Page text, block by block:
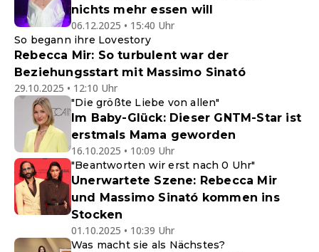
nichts mehr essen will
06.12.2025 • 15:40 Uhr
So begann ihre Lovestory
Rebecca Mir: So turbulent war der
Beziehungsstart mit Massimo Sinató
29.10.2025 • 12:10 Uhr
"Die größte Liebe von allen"
Im Baby-Glück: Dieser GNTM-Star ist
erstmals Mama geworden
16.10.2025 • 10:09 Uhr
"Beantworten wir erst nach 0 Uhr"
Unerwartete Szene: Rebecca Mir
und Massimo Sinató kommen ins
Stocken
01.10.2025 • 10:39 Uhr
Was macht sie als Nächstes?